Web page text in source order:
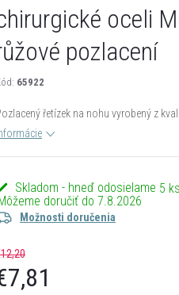
oceli
pozlacení
65922
řetízek na nohu vyrobený z
Skladom - hneď odosielame 5 ks
7.8.2026
Možnosti doručenia